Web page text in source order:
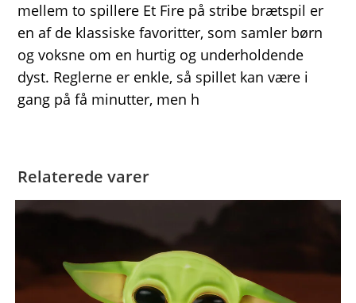
mellem to spillere Et Fire på stribe brætspil er
en af de klassiske favoritter, som samler børn
og voksne om en hurtig og underholdende
dyst. Reglerne er enkle, så spillet kan være i
gang på få minutter, men h
Relaterede varer